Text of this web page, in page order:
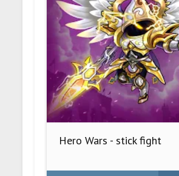
Hero Wars - stick fight